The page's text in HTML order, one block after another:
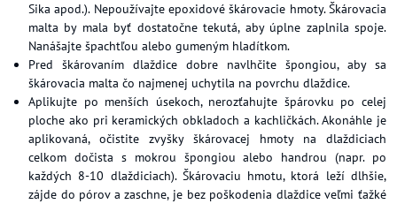
Sika apod.). Nepoužívajte epoxidové škárovacie hmoty. Škárovacia
malta by mala byť dostatočne tekutá, aby úplne zaplnila spoje.
Nanášajte špachtľou alebo gumeným hladítkom.
Pred škárovaním dlaždice dobre navlhčite špongiou, aby sa
škárovacia malta čo najmenej uchytila na povrchu dlaždice.
Aplikujte po menších úsekoch, nerozťahujte špárovku po celej
ploche ako pri keramických obkladoch a kachličkách. Akonáhle je
aplikovaná, očistite zvyšky škárovacej hmoty na dlaždiciach
celkom dočista s mokrou špongiou alebo handrou (napr. po
každých 8-10 dlaždiciach). Škárovaciu hmotu, ktorá leží dlhšie,
zájde do pórov a zaschne, je bez poškodenia dlaždice veľmi ťažké